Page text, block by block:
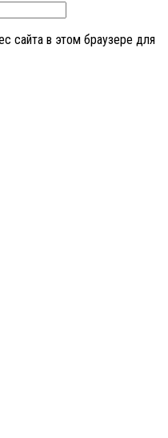
сайта в этом браузере для